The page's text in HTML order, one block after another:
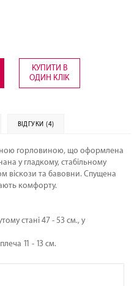
КУПИТИ В
ОДИН КЛІК
ВІДГУКИ (4)
горловиною, що оформлена
у гладкому, стабільному
віскози та бавовни. Спущена
комфорту.
стані 47 - 53 см., у
11 - 13 см.